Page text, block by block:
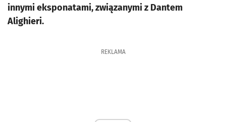
innymi eksponatami, związanymi z Dantem
Alighieri.
REKLAMA